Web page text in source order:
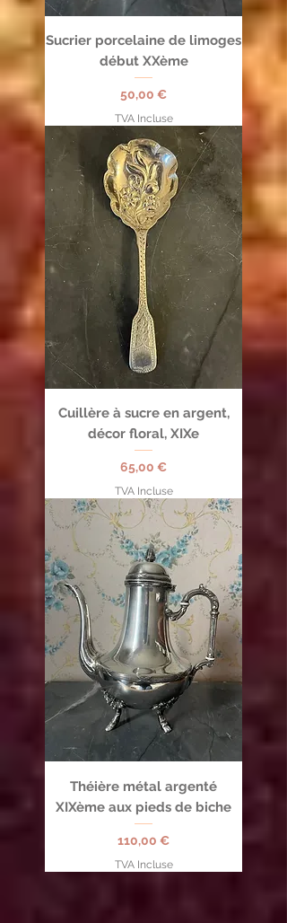
Sucrier porcelaine de limoges
début XXème
Prix
50,00 €
TVA Incluse
Cuillère à sucre en argent,
décor floral, XIXe
Prix
65,00 €
TVA Incluse
Théière métal argenté
XIXème aux pieds de biche
Prix
110,00 €
TVA Incluse